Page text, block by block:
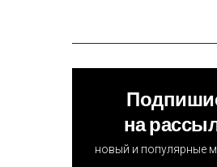
на
новый и популярные